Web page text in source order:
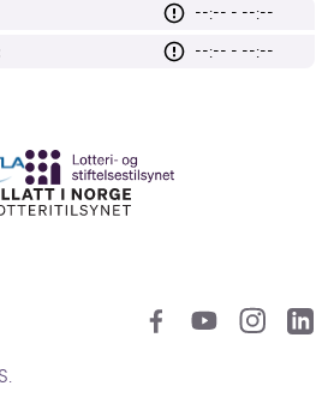
--:-- - --:--
--:-- - --:--